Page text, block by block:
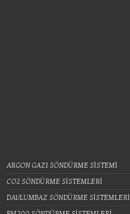
ARGON GAZI SÖNDÜRME SİSTEMİ
CO2 SÖNDÜRME SİSTEMLERİ
DAVLUMBAZ SÖNDÜRME SİSTEMLERİ